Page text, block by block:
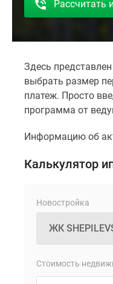
Рассчитать
Здесь
выбрать размер
платеж. Просто
программа от
Информацию об
Калькулятор
Новостройка
Стоимость